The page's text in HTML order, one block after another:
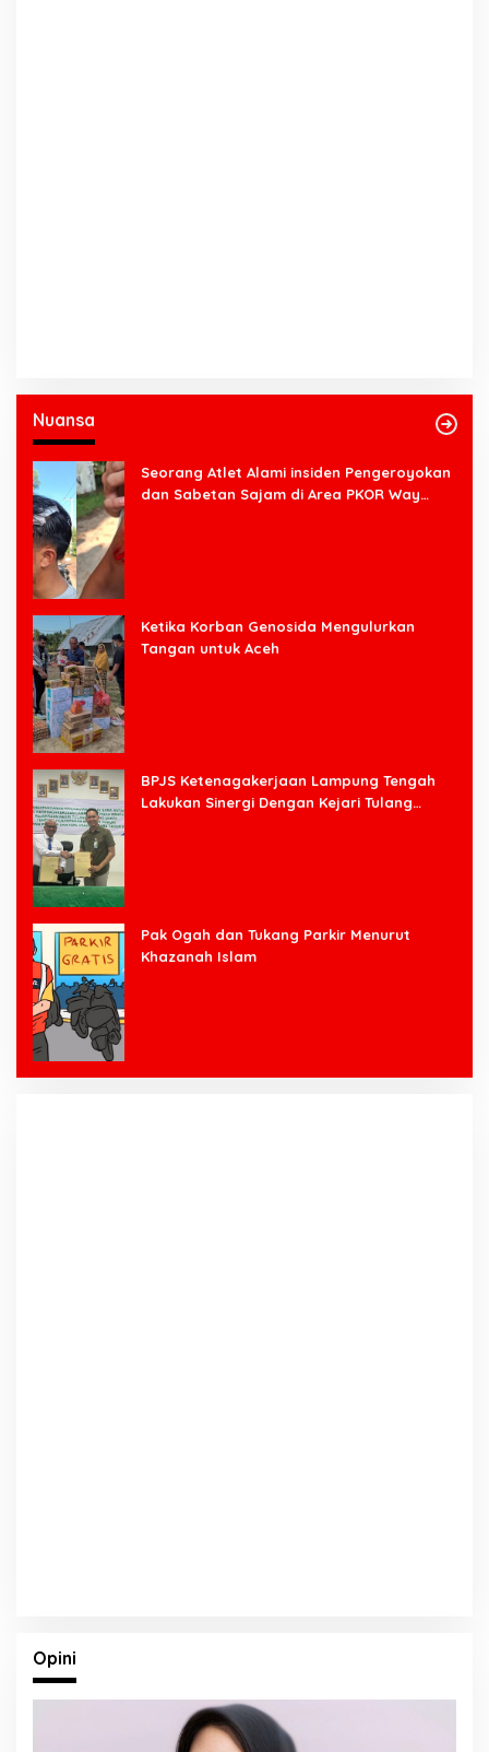
Nuansa
Seorang Atlet Alami insiden Pengeroyokan
dan Sabetan Sajam di Area PKOR Way
Ketika Korban Genosida Mengulurkan
Tangan untuk Aceh
BPJS Ketenagakerjaan Lampung Tengah
Lakukan Sinergi Dengan Kejari Tulang
Pak Ogah dan Tukang Parkir Menurut
Khazanah Islam
Opini